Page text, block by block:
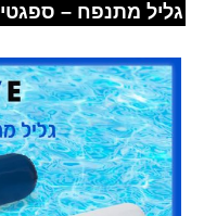
גליל מתנפח – ספגטי